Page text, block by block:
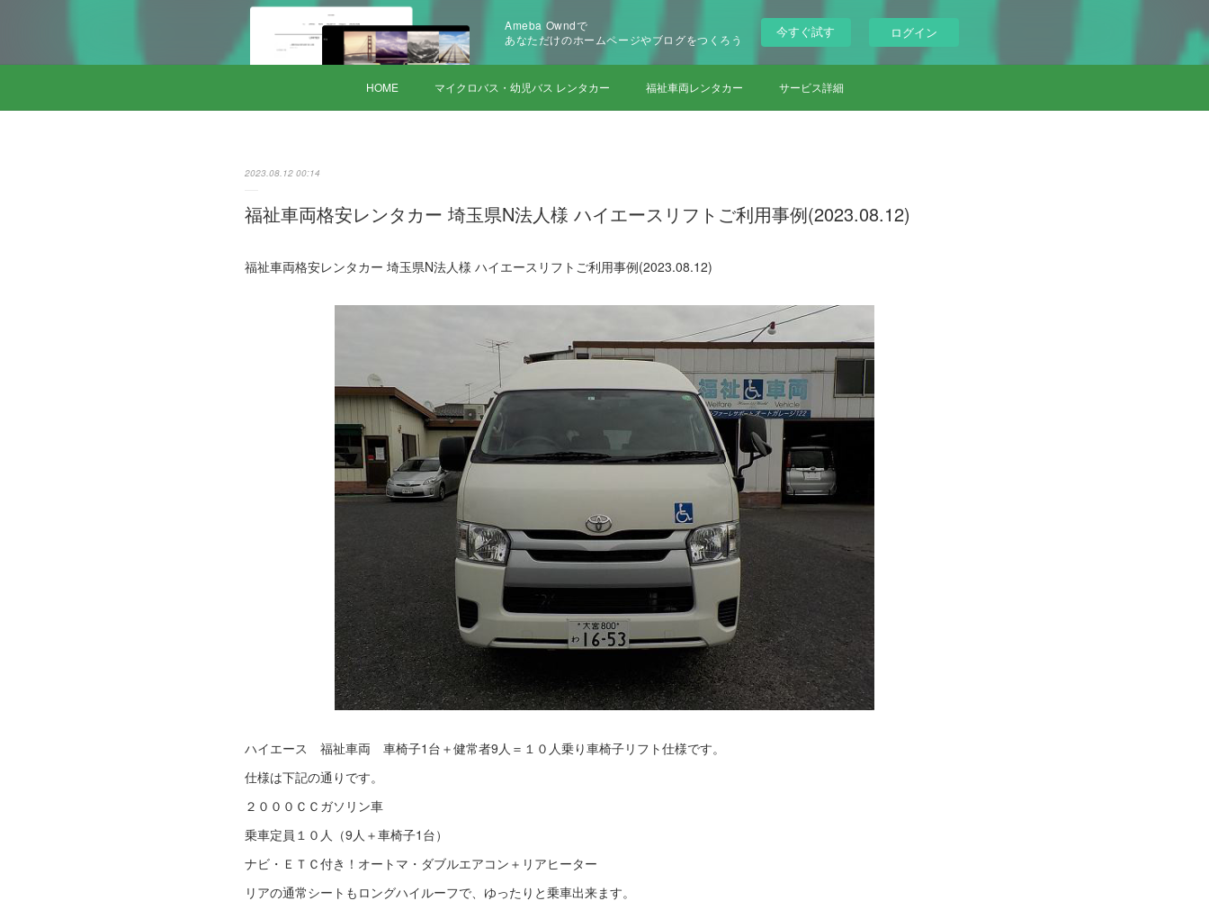
Ameba Owndで
あなただけのホームページやブログをつくろう
今すぐ試す ログイン
HOME マイクロバス・幼児バス レンタカー 福祉車両レンタカー サービス詳細
2023.08.12 00:14
福祉車両格安レンタカー 埼玉県N法人様 ハイエースリフトご利用事例(2023.08.12)
福祉車両格安レンタカー 埼玉県N法人様 ハイエースリフトご利用事例(2023.08.12)
ハイエース 福祉車両 車椅子1台＋健常者9人＝１０人乗り車椅子リフト仕様です。
仕様は下記の通りです。
２０００ＣＣガソリン車
乗車定員１０人（9人＋車椅子1台）
ナビ・ＥＴＣ付き！オートマ・ダブルエアコン＋リアヒーター
リアの通常シートもロングハイルーフで、ゆったりと乗車出来ます。